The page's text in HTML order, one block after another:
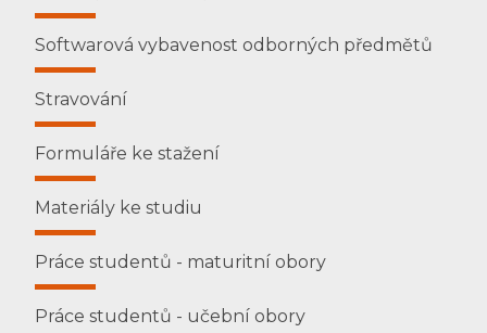
Softwarová vybavenost odborných předmětů
Stravování
Formuláře ke stažení
Materiály ke studiu
Práce studentů - maturitní obory
Práce studentů - učební obory